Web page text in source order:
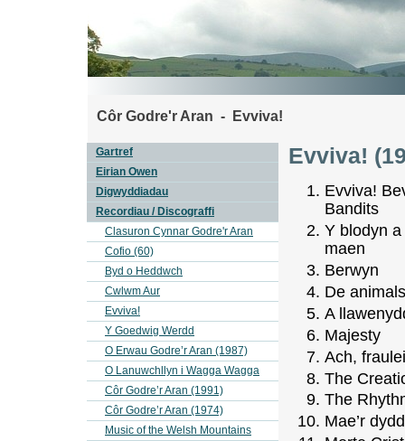
Evviva!
Evviva!
Bandits
Y blodyn
maen
Berwyn
De
A
Majesty
Ach,
The
The
Mae’r
Gartref
Eirian Owen
Digwyddiadau
Recordiau / Discograffi
Clasuron Cynnar Godre'r Aran
Cofio (60)
Byd o Heddwch
Cwlwm Aur
Evviva!
Y Goedwig Werdd
O Erwau Godre’r Aran (1987)
O Lanuwchllyn i Wagga Wagga
Côr Godre’r Aran (1991)
Côr Godre’r Aran (1974)
Music of the Welsh Mountains
Côr Godre'r Aran - Evviva!